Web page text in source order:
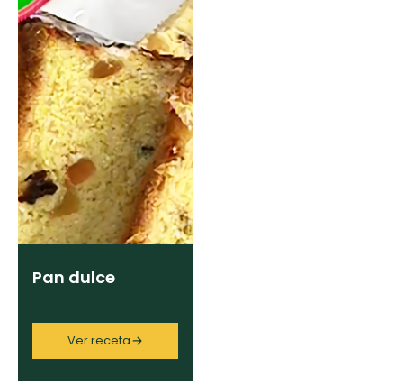
Pan dulce
Ver receta